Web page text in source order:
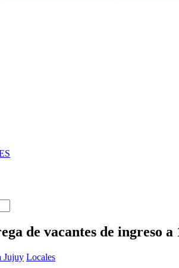
de vacantes de ingreso a
Jujuy Locales